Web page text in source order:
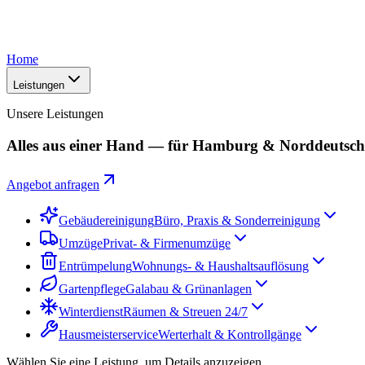
Home
Leistungen
Unsere Leistungen
Alles aus einer Hand — für Hamburg &
Angebot anfragen
GebäudereinigungBüro, Praxis & Sonderreinigung
UmzügePrivat- & Firmenumzüge
EntrümpelungWohnungs- & Haushaltsauflösung
GartenpflegeGalabau & Grünanlagen
WinterdienstRäumen & Streuen 24/7
HausmeisterserviceWerterhalt & Kontrollgänge